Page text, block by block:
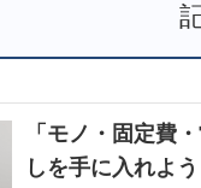
「モノ・固定費
しを手に入れよ